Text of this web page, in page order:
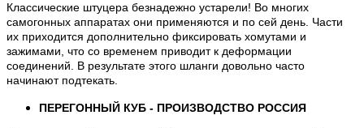
Классические штуцера безнадежно устарели! Во многих
самогонных аппаратах они применяются и по сей день. Части
их приходится дополнительно фиксировать хомутами и
зажимами, что со временем приводит к деформации
соединений. В результате этого шланги довольно часто
начинают подтекать.
ПЕРЕГОННЫЙ КУБ - ПРОИЗВОДСТВО РОССИЯ